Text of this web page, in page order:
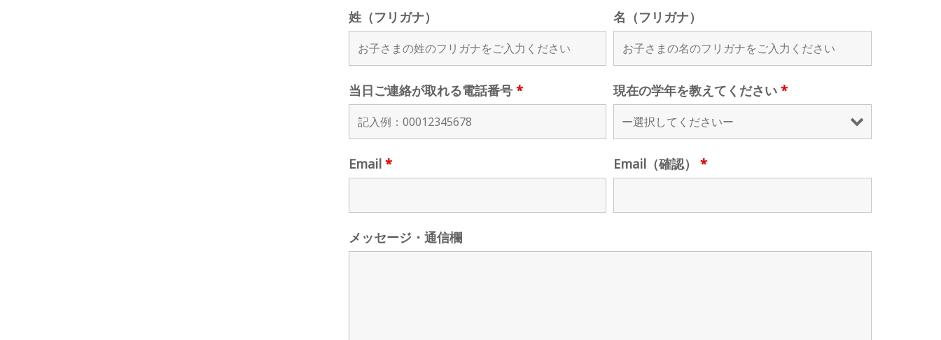
姓（フリガナ） 名（フリガナ）
当日ご連絡が取れる電話番号 * 現在の学年を教えてください*
Email * Email（確認）*
メッセージ・通信欄